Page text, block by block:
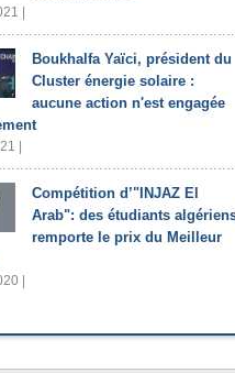
|
Boukhalfa Yaïci, président du
Cluster énergie solaire :
aucune action n'est engagée
|
Compétition d’"INJAZ El
Arab": des étudiants
remporte le prix du Meilleur
|